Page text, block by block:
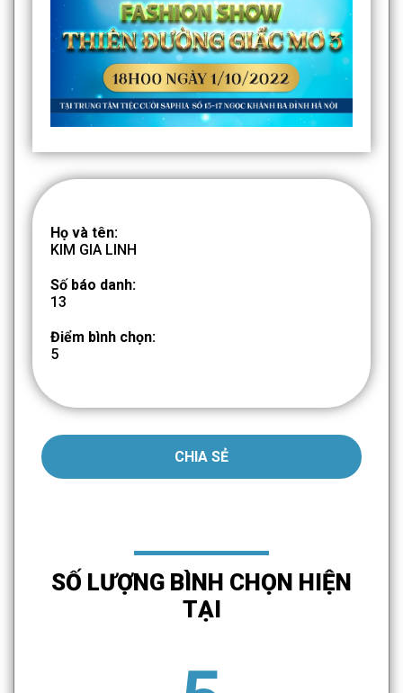
Họ và tên:
KIM GIA LINH
Số báo danh:
13
Điểm bình chọn:
5
CHIA SẺ
SỐ LƯỢNG BÌNH CHỌN HIỆN
TẠI